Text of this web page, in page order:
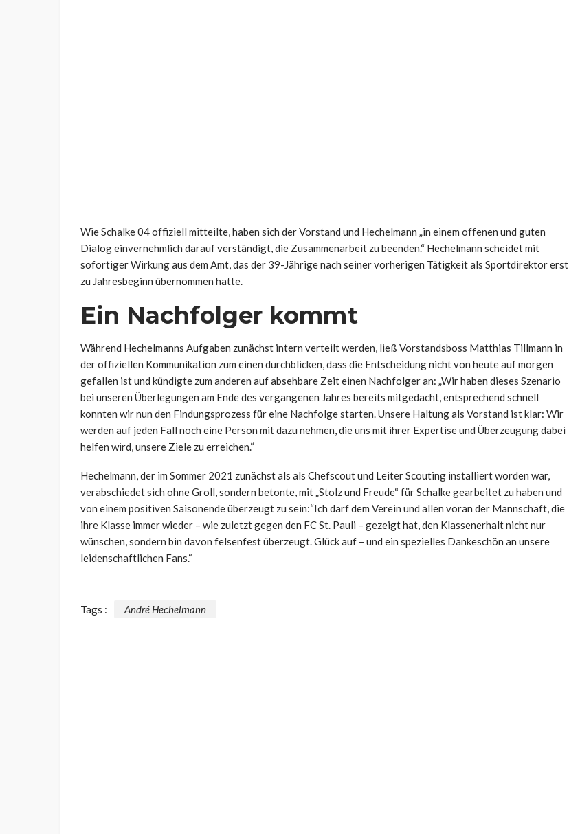
Wie Schalke 04 offiziell mitteilte, haben sich der Vorstand und Hechelmann „in einem offenen und guten
Dialog einvernehmlich darauf verständigt, die Zusammenarbeit zu beenden.“ Hechelmann scheidet mit
sofortiger Wirkung aus dem Amt, das der 39-Jährige nach seiner vorherigen Tätigkeit als Sportdirektor erst
zu Jahresbeginn übernommen hatte.
Ein Nachfolger kommt
Während Hechelmanns Aufgaben zunächst intern verteilt werden, ließ Vorstandsboss Matthias Tillmann in
der offiziellen Kommunikation zum einen durchblicken, dass die Entscheidung nicht von heute auf morgen
gefallen ist und kündigte zum anderen auf absehbare Zeit einen Nachfolger an: „Wir haben dieses Szenario
bei unseren Überlegungen am Ende des vergangenen Jahres bereits mitgedacht, entsprechend schnell
konnten wir nun den Findungsprozess für eine Nachfolge starten. Unsere Haltung als Vorstand ist klar: Wir
werden auf jeden Fall noch eine Person mit dazu nehmen, die uns mit ihrer Expertise und Überzeugung dabei
helfen wird, unsere Ziele zu erreichen.“
Hechelmann, der im Sommer 2021 zunächst als als Chefscout und Leiter Scouting installiert worden war,
verabschiedet sich ohne Groll, sondern betonte, mit „Stolz und Freude“ für Schalke gearbeitet zu haben und
von einem positiven Saisonende überzeugt zu sein:“Ich darf dem Verein und allen voran der Mannschaft, die
ihre Klasse immer wieder – wie zuletzt gegen den FC St. Pauli – gezeigt hat, den Klassenerhalt nicht nur
wünschen, sondern bin davon felsenfest überzeugt. Glück auf – und ein spezielles Dankeschön an unsere
leidenschaftlichen Fans.“
Tags : André Hechelmann